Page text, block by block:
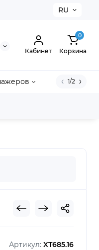
RU
Кабинет
0
Корзина
1/2
Артикул: XT685.16